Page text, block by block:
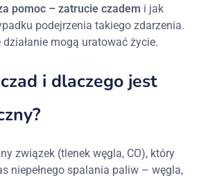
pomoc – zatrucie czadem i jak
podejrzenia takiego zdarzenia.
mogą uratować życie.
i dlaczego jest
związek (tlenek węgla, CO), który
niepełnego spalania paliw – węgla,